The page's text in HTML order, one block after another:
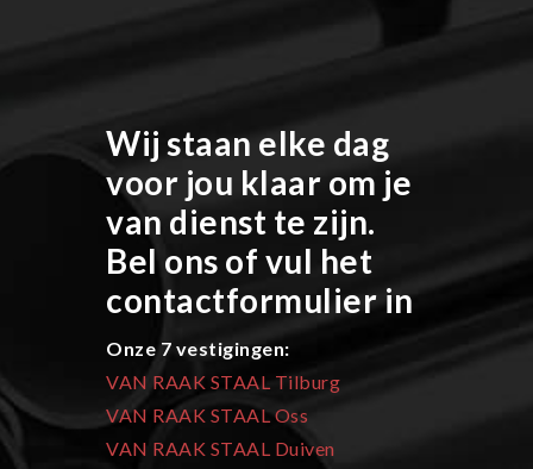
Wij staan elke dag
voor jou klaar om je
van dienst te zijn.
Bel ons of vul het
contactformulier in
Onze 7 vestigingen:
VAN RAAK STAAL Tilburg
VAN RAAK STAAL Oss
VAN RAAK STAAL Duiven